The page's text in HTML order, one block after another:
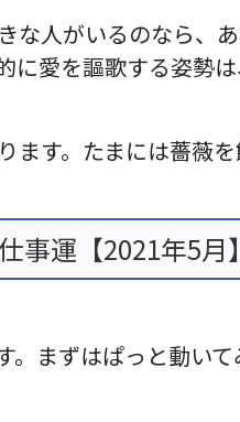
な人がいるのなら、
に愛を謳歌する姿勢
ます。たまには薔薇
事運【2021年5月】
まずはぱっと動いて